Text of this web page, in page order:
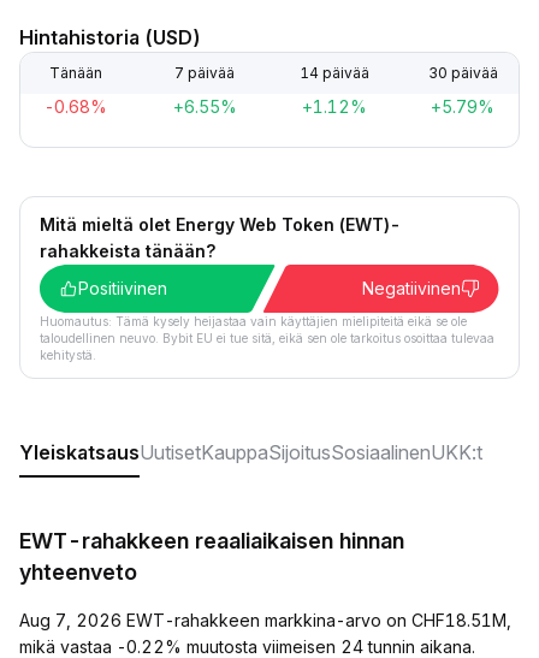
Hintahistoria (USD)
Tänään 7 päivää 14 päivää 30 päivää
-0.68% +6.55% +1.12% +5.79%
Mitä mieltä olet Energy Web Token (EWT)-
rahakkeista tänään?
Positiivinen
Negatiivinen
Huomautus: Tämä kysely heijastaa vain käyttäjien mielipiteitä eikä se ole
taloudellinen neuvo. Bybit EU ei tue sitä, eikä sen ole tarkoitus osoittaa tulevaa
kehitystä.
YleiskatsausUutisetKauppaSijoitusSosiaalinenUKK:t
EWT-rahakkeen reaaliaikaisen hinnan
yhteenveto
Aug 7, 2026 EWT-rahakkeen markkina-arvo on CHF18.51M,
mikä vastaa -0.22% muutosta viimeisen 24 tunnin aikana.